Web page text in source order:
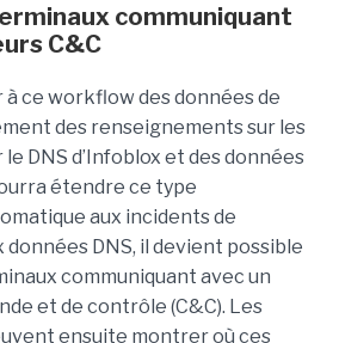
communiquant
C&C
ce workflow des données de
des renseignements sur les
DNS d’Infoblox et des données
étendre ce type
aux incidents de
données DNS, il devient possible
communiquant avec un
et de contrôle (C&C). Les
ensuite montrer où ces